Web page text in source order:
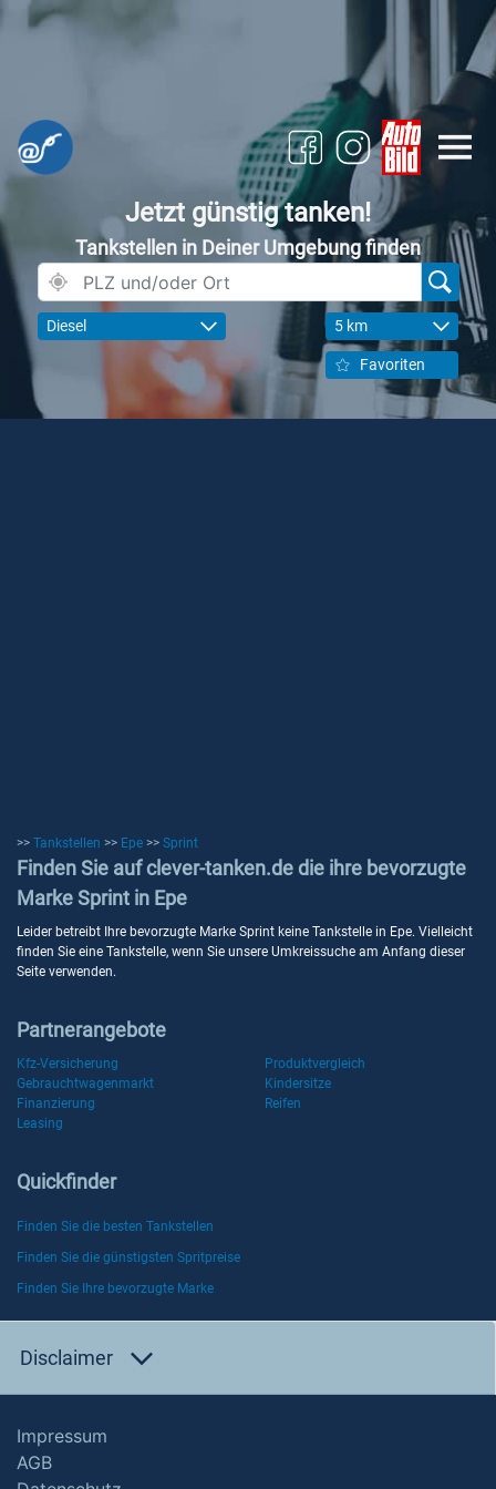
Jetzt günstig tanken!
Tankstellen in Deiner Umgebung finden
Diesel 5 km
Favoriten
>> Tankstellen >> Epe >> Sprint
Finden Sie auf clever-tanken.de die ihre bevorzugte
Marke Sprint in Epe
Leider betreibt Ihre bevorzugte Marke Sprint keine Tankstelle in Epe. Vielleicht
finden Sie eine Tankstelle, wenn Sie unsere Umkreissuche am Anfang dieser
Seite verwenden.
Partnerangebote
Kfz-Versicherung
Produktvergleich
Gebrauchtwagenmarkt
Kindersitze
Finanzierung
Reifen
Leasing
Quickfinder
Finden Sie die besten Tankstellen
Finden Sie die günstigsten Spritpreise
Finden Sie Ihre bevorzugte Marke
Disclaimer
Impressum
AGB